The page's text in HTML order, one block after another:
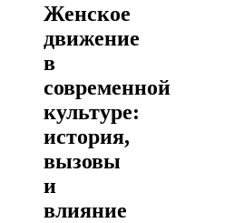
Женское
движение
в
современной
культуре:
история,
вызовы
и
влияние